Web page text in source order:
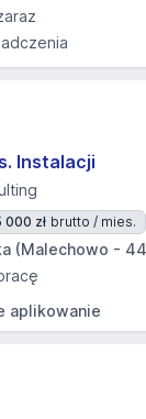
Instalacji
000 zł brutto / mies.
(Malechowo -
aplikowanie